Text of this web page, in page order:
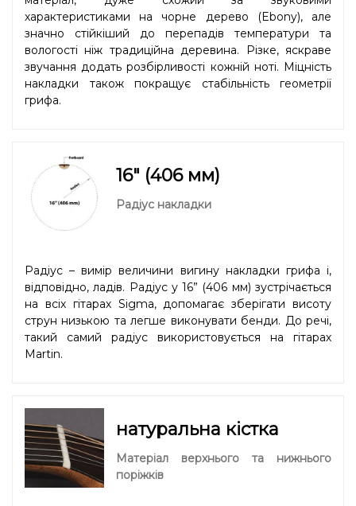
характеристиками на чорне дерево (Ebony), але
значно стійкіший до перепадів температури та
вологості ніж традиційна деревина. Різке, яскраве
звучання додать розбірливості кожній ноті. Міцність
накладки також покращує стабільність геометрії
грифа.
16" (406 мм)
Радіус накладки
Радіус – вимір величини вигину накладки грифа і,
відповідно, ладів. Радіус у 16” (406 мм) зустрічається
на всіх гітарах Sigma, допомагає зберігати висоту
струн низькою та легше виконувати бенди. До речі,
такий самий радіус використовується на гітарах
Martin.
натуральна кістка
Матеріал верхнього та нижнього
поріжків